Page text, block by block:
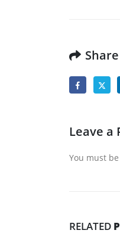
Leave a
You must be
RELATED